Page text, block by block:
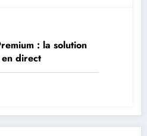
: la solution
direct